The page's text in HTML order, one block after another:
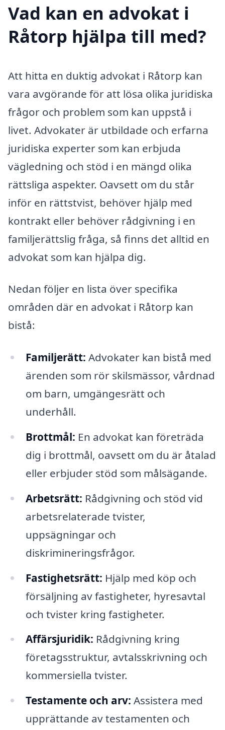
Vad kan en advokat i
Råtorp hjälpa till med?
Att hitta en duktig advokat i Råtorp kan
vara avgörande för att lösa olika juridiska
frågor och problem som kan uppstå i
livet. Advokater är utbildade och erfarna
juridiska experter som kan erbjuda
vägledning och stöd i en mängd olika
rättsliga aspekter. Oavsett om du står
inför en rättstvist, behöver hjälp med
kontrakt eller behöver rådgivning i en
familjerättslig fråga, så finns det alltid en
advokat som kan hjälpa dig.
Nedan följer en lista över specifika
områden där en advokat i Råtorp kan
bistå:
Familjerätt: Advokater kan bistå med
ärenden som rör skilsmässor, vårdnad
om barn, umgängesrätt och
underhåll.
Brottmål: En advokat kan företräda
dig i brottmål, oavsett om du är åtalad
eller erbjuder stöd som målsägande.
Arbetsrätt: Rådgivning och stöd vid
arbetsrelaterade tvister,
uppsägningar och
diskrimineringsfrågor.
Fastighetsrätt: Hjälp med köp och
försäljning av fastigheter, hyresavtal
och tvister kring fastigheter.
Affärsjuridik: Rådgivning kring
företagsstruktur, avtalsskrivning och
kommersiella tvister.
Testamente och arv: Assistera med
upprättande av testamenten och